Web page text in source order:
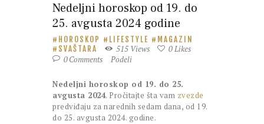
Nedeljni horoskop od 19. do
25. avgusta 2024 godine
HOROSKOP LIFESTYLE
MAGAZIN
SVAŠTARA
515 Views 0Likes
0Comments Podeli
Nedeljni horoskop od 19. do 25.
avgusta 2024. Pročitajte šta vam zvezde
predviđaju za narednih sedam dana, od 19.
do 25. avgusta 2024. godine.